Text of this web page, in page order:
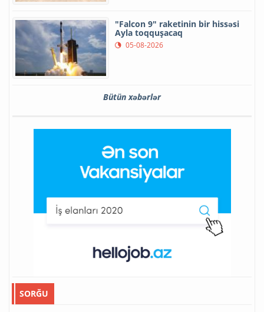
"Falcon 9" raketinin bir hissəsi
Ayla toqquşacaq
05-08-2026
Bütün xəbərlər
SORĞU